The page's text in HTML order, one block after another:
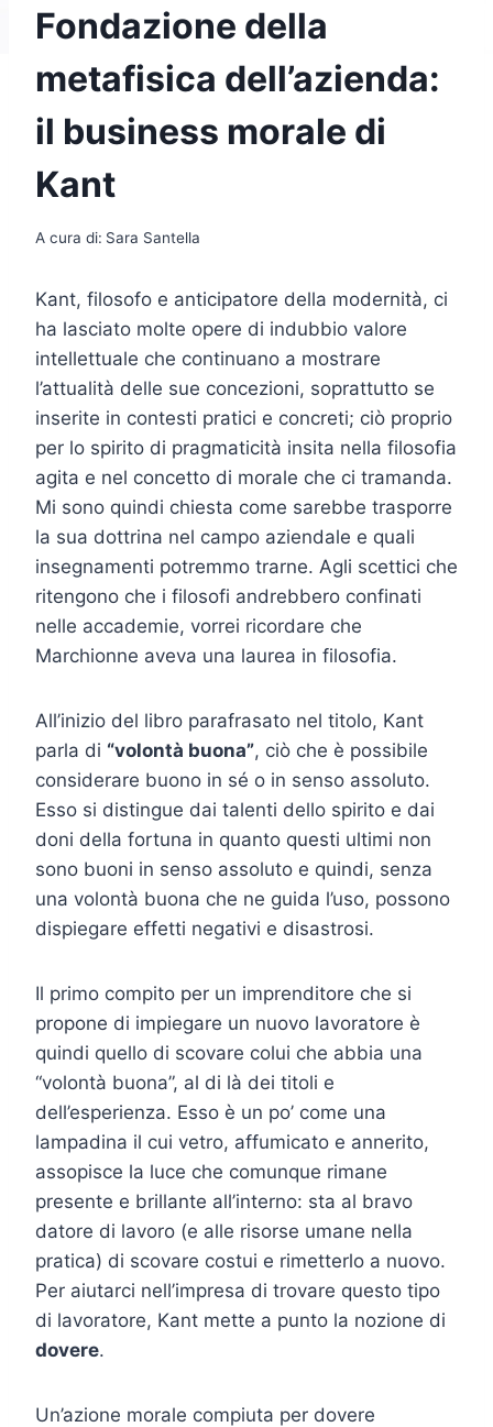
Fondazione della
metafisica dell’azienda:
il business morale di
Kant
A cura di: Sara Santella
Kant, filosofo e anticipatore della modernità, ci
ha lasciato molte opere di indubbio valore
intellettuale che continuano a mostrare
l’attualità delle sue concezioni, soprattutto se
inserite in contesti pratici e concreti; ciò proprio
per lo spirito di pragmaticità insita nella filosofia
agita e nel concetto di morale che ci tramanda.
Mi sono quindi chiesta come sarebbe trasporre
la sua dottrina nel campo aziendale e quali
insegnamenti potremmo trarne. Agli scettici che
ritengono che i filosofi andrebbero confinati
nelle accademie, vorrei ricordare che
Marchionne aveva una laurea in filosofia.
All’inizio del libro parafrasato nel titolo, Kant
parla di “volontà buona”, ciò che è possibile
considerare buono in sé o in senso assoluto.
Esso si distingue dai talenti dello spirito e dai
doni della fortuna in quanto questi ultimi non
sono buoni in senso assoluto e quindi, senza
una volontà buona che ne guida l’uso, possono
dispiegare effetti negativi e disastrosi.
Il primo compito per un imprenditore che si
propone di impiegare un nuovo lavoratore è
quindi quello di scovare colui che abbia una
“volontà buona”, al di là dei titoli e
dell’esperienza. Esso è un po’ come una
lampadina il cui vetro, affumicato e annerito,
assopisce la luce che comunque rimane
presente e brillante all’interno: sta al bravo
datore di lavoro (e alle risorse umane nella
pratica) di scovare costui e rimetterlo a nuovo.
Per aiutarci nell’impresa di trovare questo tipo
di lavoratore, Kant mette a punto la nozione di
dovere.
Un’azione morale compiuta per dovere